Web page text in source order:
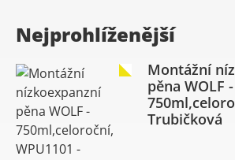
Nejprohlíženější
Montážní
pěna WOLF -
Trubičková